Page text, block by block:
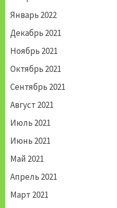
Январь 2022
Декабрь 2021
Ноябрь 2021
Октябрь 2021
Сентябрь 2021
Август 2021
Июль 2021
Июнь 2021
Май 2021
Апрель 2021
Март 2021